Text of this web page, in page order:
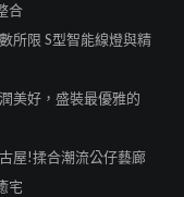
合
所限 S型智能線燈與精
美好，盛裝最優雅的
屋!揉合潮流公仔藝廊
宅